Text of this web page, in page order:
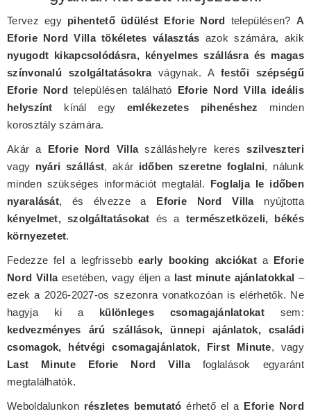
Tervez egy pihentető üdülést Eforie Nord településen? A
Eforie Nord Villa tökéletes választás azok számára, akik
nyugodt kikapcsolódásra, kényelmes szállásra és magas
színvonalú szolgáltatásokravágynak. Afestői szépségű
Eforie Nordtelepülésen található Eforie Nord Villa ideális
helyszínt kínál egy emlékezetes pihenéshez minden
korosztály számára.
Akár a Eforie Nord Villaszálláshelyre keresszilveszteri
vagy nyári szállást, akár időben szeretne foglalni, nálunk
minden szükséges információt megtalál. Foglalja le időben
nyaralását, és élvezze a Eforie Nord Villanyújtotta
kényelmet, szolgáltatásokat és a természetközeli, békés
környezetet.
Fedezze fel a legfrissebbearly booking akciókat a Eforie
Nord Villaesetében, vagy éljen a last minute ajánlatokkal –
ezek a 2026-2027-os szezonra vonatkozóan is elérhetők. Ne
hagyja ki a különleges csomagajánlatokat sem:
kedvezményes árú szállások, ünnepi ajánlatok, családi
csomagok, hétvégi csomagajánlatok, First Minute, vagy
Last Minute Eforie Nord Villafoglalások egyaránt
megtalálhatók.
Weboldalunkon részletes bemutató érhető el a Eforie Nord